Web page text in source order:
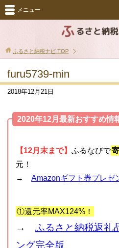
メニュー
ふるさと納税ナビ TOP
furu5739-min
2018年12月21日
2020年12月最新おすすめ情
【12月末まで】 ふるなびで
元！
→ Amazonギフト券プレゼ
①還元率MAX124%！
→ ふるさと納税返礼
ング完全版